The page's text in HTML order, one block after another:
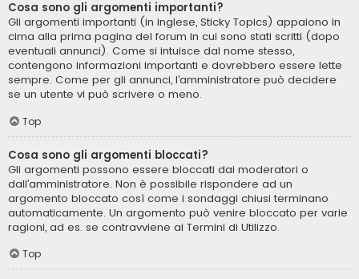
Cosa sono gli argomenti importanti?
Gli argomenti importanti (in inglese, Sticky Topics) appaiono in
cima alla prima pagina del forum in cui sono stati scritti (dopo
eventuali annunci). Come si intuisce dal nome stesso,
contengono informazioni importanti e dovrebbero essere lette
sempre. Come per gli annunci, l’amministratore può decidere
se un utente vi può scrivere o meno.
Top
Cosa sono gli argomenti bloccati?
Gli argomenti possono essere bloccati dai moderatori o
dall’amministratore. Non è possibile rispondere ad un
argomento bloccato così come i sondaggi chiusi terminano
automaticamente. Un argomento può venire bloccato per varie
ragioni, ad es. se contravviene ai Termini di Utilizzo.
Top